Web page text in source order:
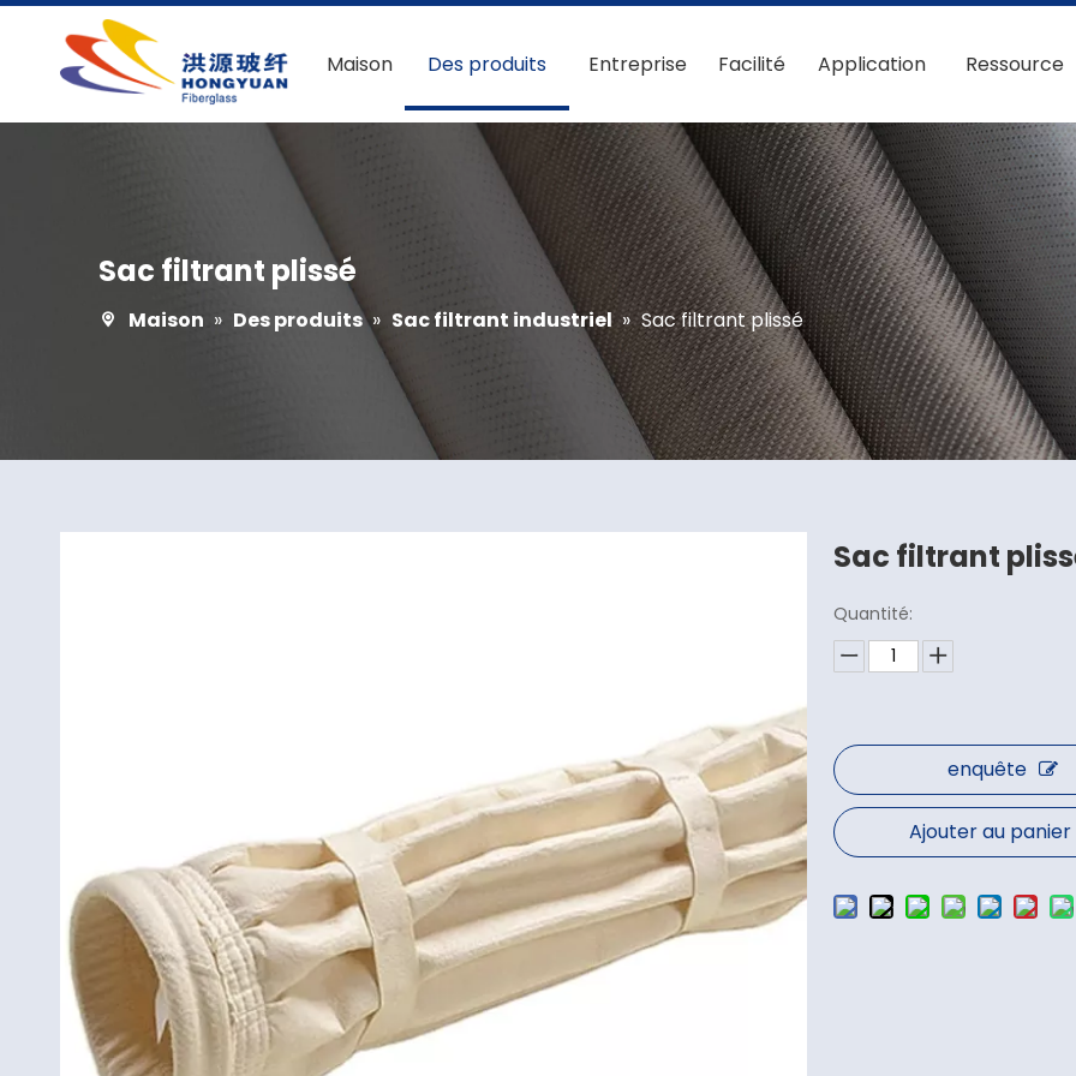
Maison Des produits Entreprise Facilité Application Ressource
Sac filtrant plissé
Maison » Des produits » Sac filtrant industriel » Sac filtrant plissé
Sac filtrant
Quantité:
enquête
Ajouter au panier